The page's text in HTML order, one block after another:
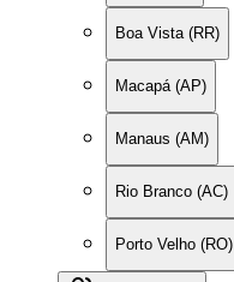
Boa Vista (RR)
Macapá (AP)
Manaus (AM)
Rio Branco (AC)
Porto Velho (RO)